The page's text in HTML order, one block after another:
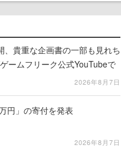
、貴重な企画書の一部も見れち
ームフリーク公式YouTubeで
2026年8月7日
円」の寄付を発表
2026年8月7日